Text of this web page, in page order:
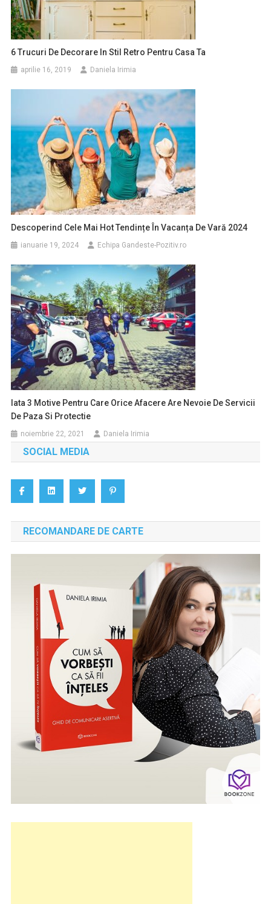
6 Trucuri De Decorare In Stil Retro Pentru Casa Ta
aprilie 16, 2019 Daniela Irimia
Descoperind Cele Mai Hot Tendințe În Vacanța De Vară 2024
ianuarie 19, 2024 Echipa Gandeste-Pozitiv.ro
Iata 3 Motive Pentru Care Orice Afacere Are Nevoie De Servicii
De Paza Si Protectie
noiembrie 22, 2021 Daniela Irimia
SOCIAL MEDIA
RECOMANDARE DE CARTE